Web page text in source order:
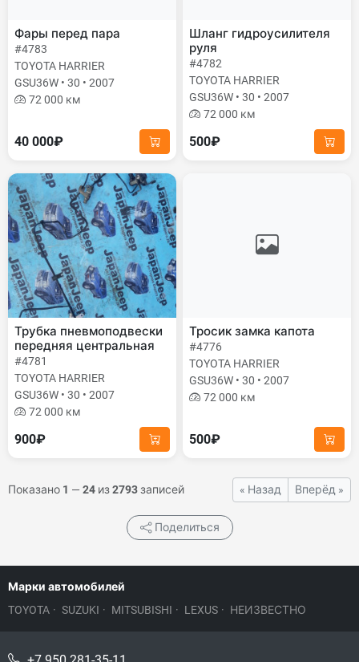
Фары перед пара
#4783
TOYOTA HARRIER
GSU36W • 30 • 2007
72 000 км
40 000₽
Шланг гидроусилителя
руля
#4782
TOYOTA HARRIER
GSU36W • 30 • 2007
72 000 км
500₽
Трубка пневмоподвески
передняя центральная
#4781
TOYOTA HARRIER
GSU36W • 30 • 2007
72 000 км
900₽
Тросик замка капота
#4776
TOYOTA HARRIER
GSU36W • 30 • 2007
72 000 км
500₽
Показано 1 — 24 из2793записей « Назад Вперёд »
Поделиться
Марки автомобилей
TOYOTA · SUZUKI · MITSUBISHI · LEXUS · НЕИЗВЕСТНО